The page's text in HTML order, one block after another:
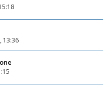
13:36